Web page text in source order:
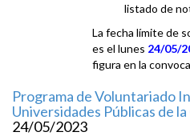
listado de
La fecha límite de
es el lunes 24/05/
figura en la
Programa de Voluntariado
Universidades Públicas de
24/05/2023